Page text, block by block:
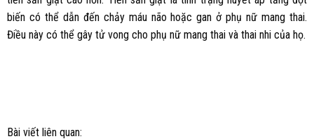
biến có thể dẫn đến chảy máu não hoặc gan ở phụ nữ mang thai.
Điều này có thể gây tử vong cho phụ nữ mang thai và thai nhi của họ.
Bài viết liên quan: